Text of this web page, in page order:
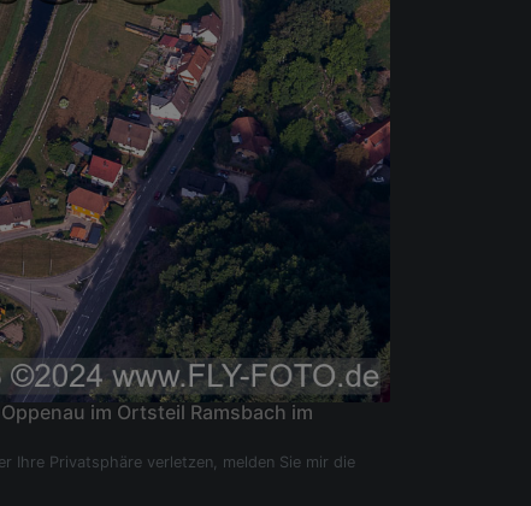
im Ortsteil Ramsbach im
Ihre Privatsphäre verletzen, melden Sie mir die